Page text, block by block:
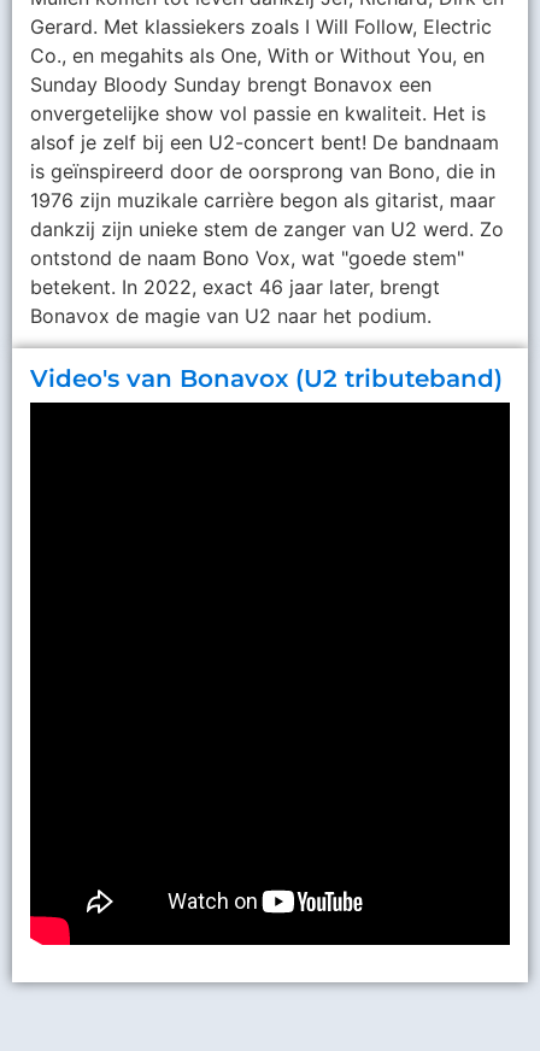
Gerard. Met klassiekers zoals I Will Follow, Electric
Co., en megahits als One, With or Without You, en
Sunday Bloody Sunday brengt Bonavox een
onvergetelijke show vol passie en kwaliteit. Het is
alsof je zelf bij een U2-concert bent! De bandnaam
is geïnspireerd door de oorsprong van Bono, die in
1976 zijn muzikale carrière begon als gitarist, maar
dankzij zijn unieke stem de zanger van U2 werd. Zo
ontstond de naam Bono Vox, wat "goede stem"
betekent. In 2022, exact 46 jaar later, brengt
Bonavox de magie van U2 naar het podium.
Video's van Bonavox (U2 tributeband)